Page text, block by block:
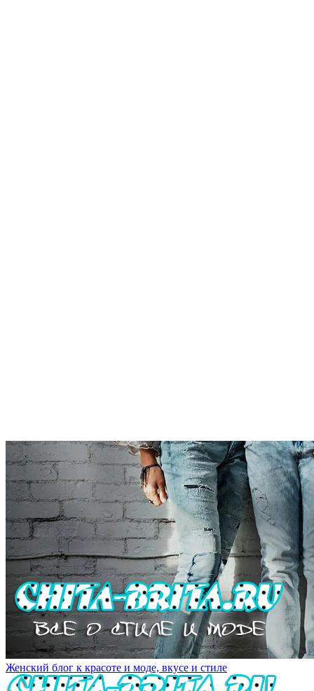
Женский блог к красоте и моде, вкусе и стиле